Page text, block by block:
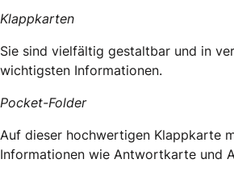
Klappkarten
Sie sind vielfältig gestaltbar und in
wichtigsten Informationen.
Pocket-Folder
Auf dieser hochwertigen Klappkarte
Informationen wie Antwortkarte und